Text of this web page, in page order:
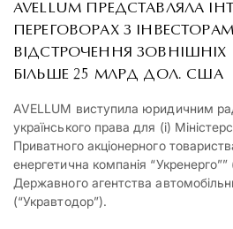
AVELLUM ПРЕДСТАВЛЯЛА
ПЕРЕГОВОРАХ З
ВІДСТРОЧЕННЯ ЗОВНІШНІХ
БІЛЬШЕ 25 МЛРД ДОЛ. США
AVELLUM виступила юридичним
українського права для (і)
Приватного акціонерного
енергетична компанія “Укренерго””
Державного агентства
(“Укравтодор”).